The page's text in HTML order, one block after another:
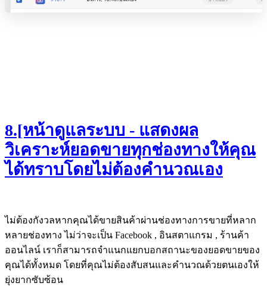
8.[หน้าดูแลระบบ - แสดงผล
วิเคราะห์ยอดขายทุกช่องทางให้คุณ
ได้ทราบโดยไม่ต้องคำนวณเอง
ไม่ต้องกังวลหากคุณได้ขายสินค้าผ่านช่องทางการขายที่หลาก
หลายช่องทาง ไม่ว่าจะเป็น Facebook , อินสตาแกรม , ร้านค้า
ออนไลน์ เราก็สามารถจำแนกแยกบอกสถานะของยอดขายของ
คุณได้ทั้งหมด โดยที่คุณไม่ต้องสับสนและคำนวณด้วยตนเองให้
ยุ่งยากซับซ้อน